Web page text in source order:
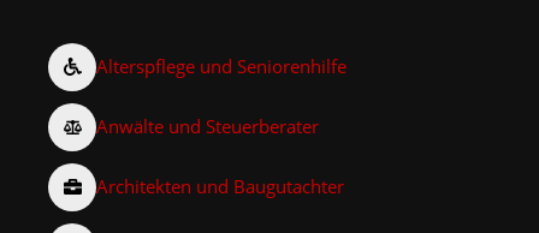
Alterspflege und Seniorenhilfe
Anwälte und Steuerberater
Architekten und Baugutachter